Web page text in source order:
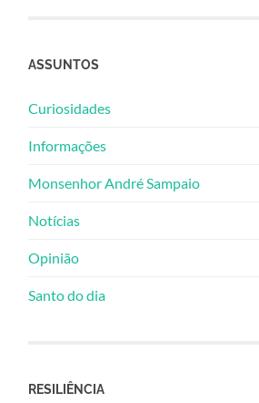
ASSUNTOS
Curiosidades
Informações
Monsenhor André Sampaio
Notícias
Opinião
Santo do dia
RESILIÊNCIA